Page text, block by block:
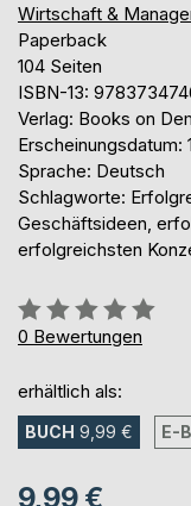
Wirtschaft &
Paperback
104 Seiten
ISBN-13:
Verlag: Books on
Erscheinungsdatum:
Sprache: Deutsch
Schlagworte:
Geschäftsideen,
erfolgreichsten
Bewertung::
0%
0 Bewertungen
erhältlich als:
BUCH 9,99 € E-
9,99 €